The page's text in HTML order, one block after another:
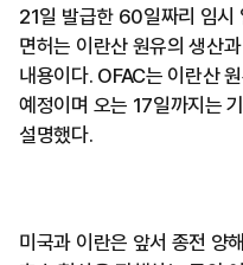
21일 발급한 60일짜리 임시
면허는 이란산 원유의 생산
내용이다. OFAC는 이란산
예정이며 오는 17일까지는
설명했다.
미국과 이란은 앞서 종전